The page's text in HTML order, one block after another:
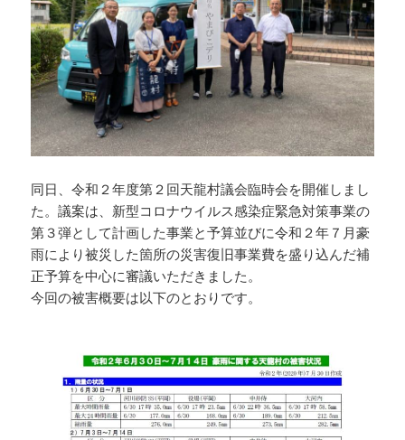
同日、令和２年度第２回天龍村議会臨時会を開催しまし
た。議案は、新型コロナウイルス感染症緊急対策事業の
第３弾として計画した事業と予算並びに令和２年７月豪
雨により被災した箇所の災害復旧事業費を盛り込んだ補
正予算を中心に審議いただきました。
今回の被害概要は以下のとおりです。